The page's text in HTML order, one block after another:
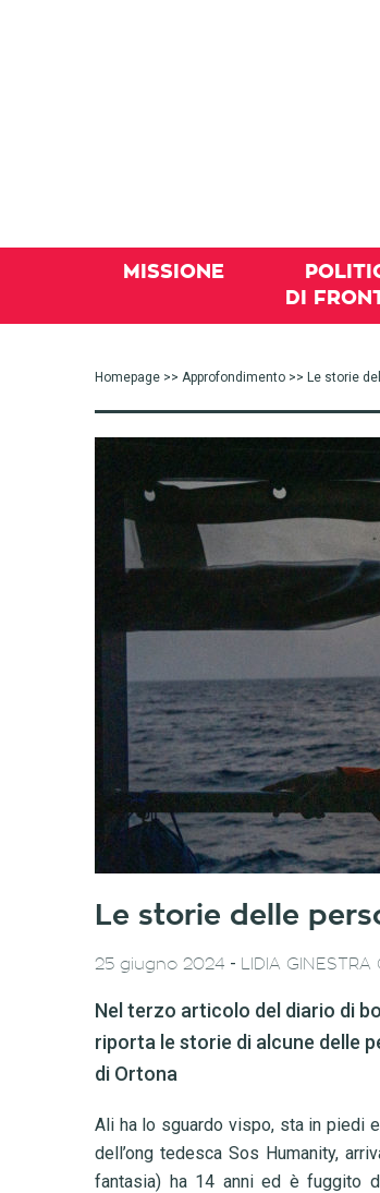
MISSIONE
DI
Homepage >> Approfondimento >> Le storie
Le storie delle
25 giugno 2024 - LIDIA GINESTRA
Nel terzo articolo del diario di
riporta le storie di alcune delle
di Ortona
Ali ha lo sguardo vispo, sta in piedi
dell’ong tedesca Sos Humanity,
fantasia) ha 14 anni ed è fuggito